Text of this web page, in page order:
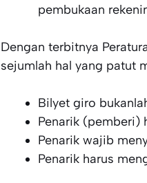
pembukaan
Dengan terbitnya
sejumlah hal yang patut
Bilyet giro
Penarik (pemberi)
Penarik wajib
Penarik harus